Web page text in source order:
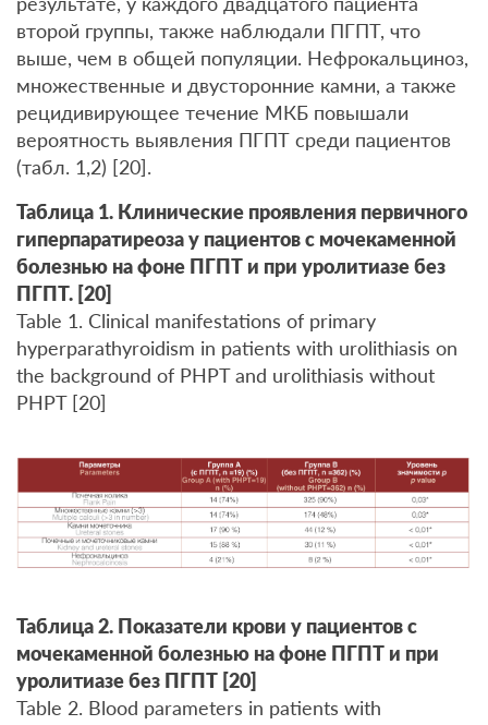
второй группы, также наблюдали ПГПТ, что
выше, чем в общей популяции. Нефрокальциноз,
множественные и двусторонние камни, а также
рецидивирующее течение МКБ повышали
вероятность выявления ПГПТ среди пациентов
(табл. 1,2) [20].
Таблица 1. Клинические проявления первичного
гиперпаратиреоза у пациентов с мочекаменной
болезнью на фоне ПГПТ и при уролитиазе без
ПГПТ. [20]
Table 1. Clinical manifestations of primary
hyperparathyroidism in patients with urolithiasis on
the background of PHPT and urolithiasis without
PHPT [20]
Таблица 2. Показатели крови у пациентов с
мочекаменной болезнью на фоне ПГПТ и при
уролитиазе без ПГПТ [20]
Table 2. Blood parameters in patients with